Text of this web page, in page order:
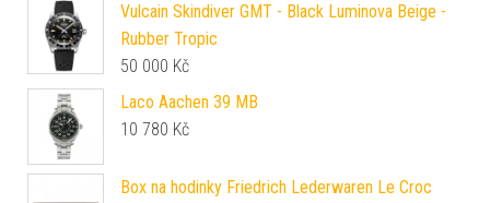
Vulcain Skindiver GMT - Black Luminova Beige -
Rubber Tropic
50 000 Kč
Laco Aachen 39 MB
10 780 Kč
Box na hodinky Friedrich Lederwaren Le Croc